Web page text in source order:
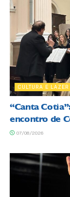
CULTURA E LAZER
“Canta
encontro de
07/08/2026